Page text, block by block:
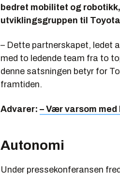
bedret mobilitet og
utviklingsgruppen til
– Dette partnerskapet, ledet
med to ledende team fra to
denne satsningen betyr for
framtiden.
Advarer: – Vær varsom
Autonomi
Under pressekonferansen